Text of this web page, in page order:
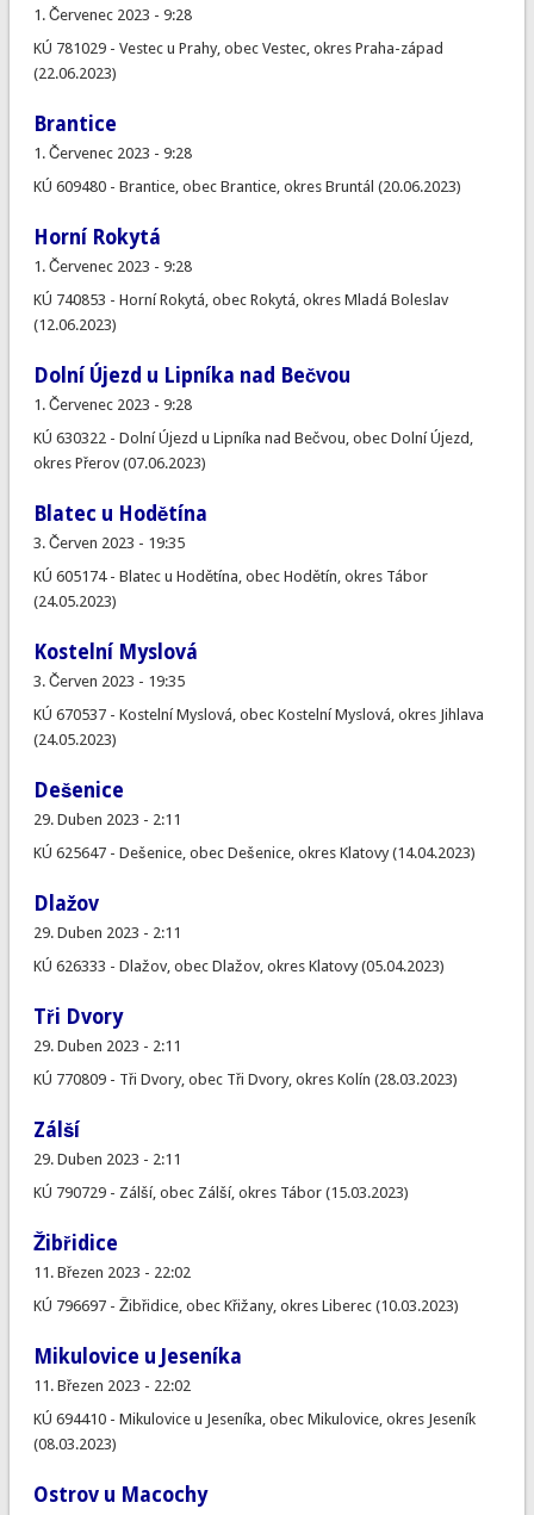
1. Červenec 2023 - 9:28
KÚ 781029 - Vestec u Prahy, obec Vestec, okres Praha-západ
(22.06.2023)
Brantice
1. Červenec 2023 - 9:28
KÚ 609480 - Brantice, obec Brantice, okres Bruntál (20.06.2023)
Horní Rokytá
1. Červenec 2023 - 9:28
KÚ 740853 - Horní Rokytá, obec Rokytá, okres Mladá Boleslav
(12.06.2023)
Dolní Újezd u Lipníka nad Bečvou
1. Červenec 2023 - 9:28
KÚ 630322 - Dolní Újezd u Lipníka nad Bečvou, obec Dolní Újezd,
okres Přerov (07.06.2023)
Blatec u Hodětína
3. Červen 2023 - 19:35
KÚ 605174 - Blatec u Hodětína, obec Hodětín, okres Tábor
(24.05.2023)
Kostelní Myslová
3. Červen 2023 - 19:35
KÚ 670537 - Kostelní Myslová, obec Kostelní Myslová, okres Jihlava
(24.05.2023)
Dešenice
29. Duben 2023 - 2:11
KÚ 625647 - Dešenice, obec Dešenice, okres Klatovy (14.04.2023)
Dlažov
29. Duben 2023 - 2:11
KÚ 626333 - Dlažov, obec Dlažov, okres Klatovy (05.04.2023)
Tři Dvory
29. Duben 2023 - 2:11
KÚ 770809 - Tři Dvory, obec Tři Dvory, okres Kolín (28.03.2023)
Zálší
29. Duben 2023 - 2:11
KÚ 790729 - Zálší, obec Zálší, okres Tábor (15.03.2023)
Žibřidice
11. Březen 2023 - 22:02
KÚ 796697 - Žibřidice, obec Křižany, okres Liberec (10.03.2023)
Mikulovice u Jeseníka
11. Březen 2023 - 22:02
KÚ 694410 - Mikulovice u Jeseníka, obec Mikulovice, okres Jeseník
(08.03.2023)
Ostrov u Macochy